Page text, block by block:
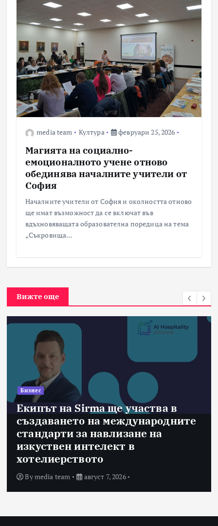
media team Култура февруари 25, 2026
Магията на социално-
емоционалното учене отново
обединява началните учители от
София
Началните учители от София и околността отново
ще имат възможност да се включат във
вдъхновяващата образователна поредица на тема
„Съкровища…
Вижте още
Бизнес
Екипът на Sirma ще участва в
създаването на международните
стандарти за навлизане на
изкуствен интелект в
хотелиерството
Bymedia team август 7, 2026